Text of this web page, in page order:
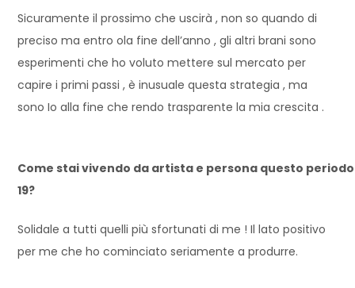
Sicuramente il prossimo che uscirà , non so quando di
preciso ma entro ola fine dell’anno , gli altri brani sono
esperimenti che ho voluto mettere sul mercato per
capire i primi passi , è inusuale questa strategia , ma
sono Io alla fine che rendo trasparente la mia crescita .
Come stai vivendo da artista e persona questo
19?
Solidale a tutti quelli più sfortunati di me ! Il lato positivo
per me che ho cominciato seriamente a produrre.